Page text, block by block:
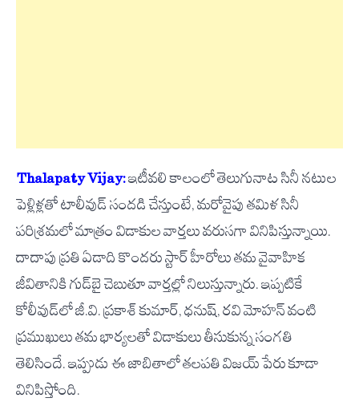
Thalapaty Vijay:ఇటీవలి కాలంలో తెలుగునాట సినీ నటుల
పెళ్లిళ్లతో టాలీవుడ్ సందడి చేస్తుంటే, మరోవైపు తమిళ సినీ
పరిశ్రమలో మాత్రం విడాకుల వార్తలు వరుసగా వినిపిస్తున్నాయి.
దాదాపు ప్రతి ఏడాది కొందరు స్టార్ హీరోలు తమ వైవాహిక
జీవితానికి గుడ్‌బై చెబుతూ వార్తల్లో నిలుస్తున్నారు. ఇప్పటికే
కోలీవుడ్‌లో జీ.వి. ప్రకాశ్ కుమార్, ధనుష్, రవి మోహన్ వంటి
ప్రముఖులు తమ భార్యలతో విడాకులు తీసుకున్న సంగతి
తెలిసిందే. ఇప్పుడు ఈ జాబితాలో తలపతి విజయ్ పేరు కూడా
వినిపిస్తోంది.